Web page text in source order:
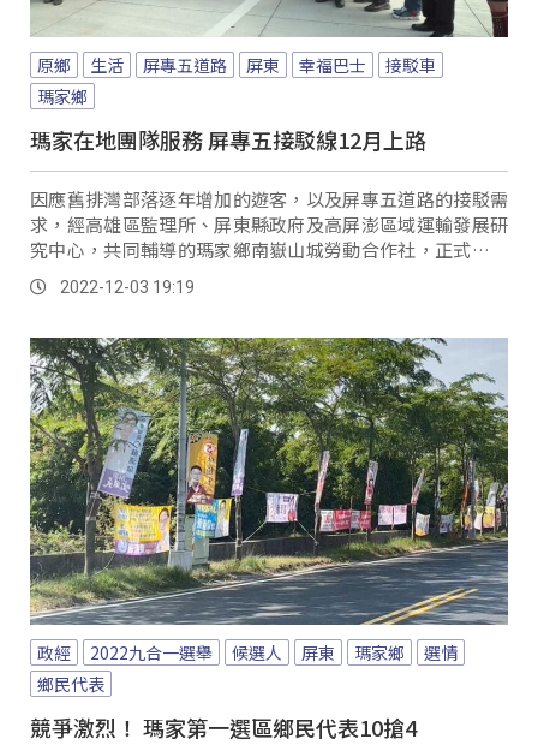
原鄉 生活 屏專五道路 屏東 幸福巴士
接駁車
瑪家鄉
瑪家在地團隊服務 屏專五接駁線12月上路
因應舊排灣部落逐年增加的遊客，以及屏專五道路的接駁需
求，經高雄區監理所、屏東縣政府及高屏澎區域運輸發展研
究中心，共同輔導的瑪家鄉南嶽山城勞動合作社，正式成立
市區汽車客運業，成為縣內首例合作社營運新闢的...。
2022-12-03 19:19
政經 2022九合一選舉 候選人 屏東 瑪家鄉
選情
鄉民代表
競爭激烈！ 瑪家第一選區鄉民代表10搶4